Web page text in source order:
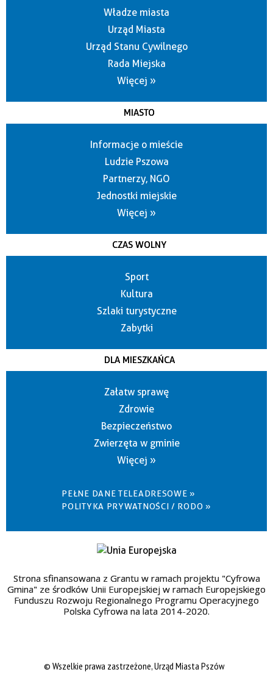
Władze miasta
Urząd Miasta
Urząd Stanu Cywilnego
Rada Miejska
Więcej »
MIASTO
Informacje o mieście
Ludzie Pszowa
Partnerzy, NGO
Jednostki miejskie
Więcej »
CZAS WOLNY
Sport
Kultura
Szlaki turystyczne
Zabytki
DLA MIESZKAŃCA
Załatw sprawę
Zdrowie
Bezpieczeństwo
Zwierzęta w gminie
Więcej »
PEŁNE DANE TELEADRESOWE »
POLITYKA PRYWATNOŚCI / RODO »
Strona sfinansowana z Grantu w ramach projektu "Cyfrowa
Gmina" ze środków Unii Europejskiej w ramach Europejskiego
Funduszu Rozwoju Regionalnego Programu Operacyjnego
Polska Cyfrowa na lata 2014-2020.
© Wszelkie prawa zastrzeżone, Urząd Miasta Pszów